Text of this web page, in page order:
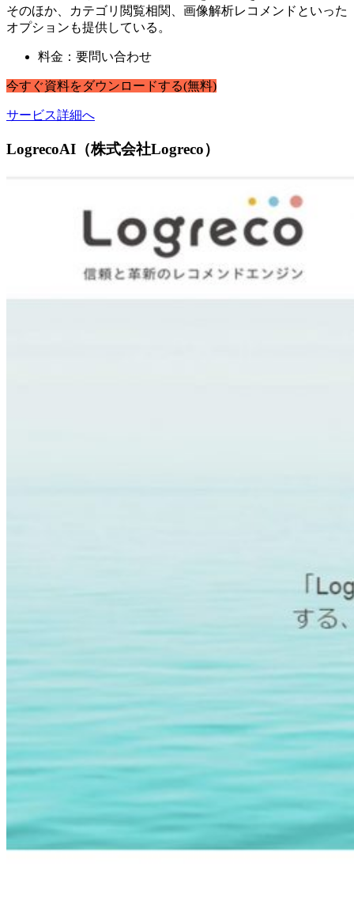
そのほか、カテゴリ閲覧相関、画像解析レコメンドといった
オプションも提供している。
料金：要問い合わせ
今すぐ資料をダウンロードする(無料)
サービス詳細へ
LogrecoAI（株式会社Logreco）